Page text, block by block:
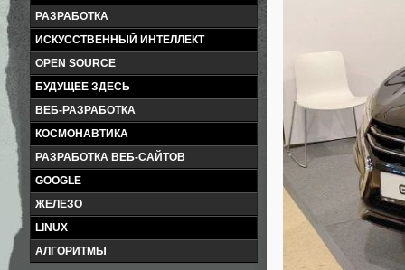
РАЗРАБОТКА
ИСКУССТВЕННЫЙ ИНТЕЛЛЕКТ
OPEN SOURCE
БУДУЩЕЕ ЗДЕСЬ
ВЕБ-РАЗРАБОТКА
КОСМОНАВТИКА
РАЗРАБОТКА ВЕБ-САЙТОВ
GOOGLE
ЖЕЛЕЗО
LINUX
АЛГОРИТМЫ